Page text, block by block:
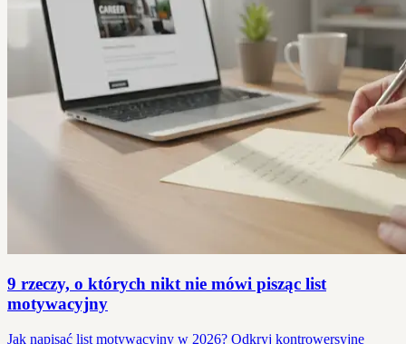
9 rzeczy, o których nikt nie mówi pisząc list
motywacyjny
Jak napisać list motywacyjny w 2026? Odkryj kontrowersyjne